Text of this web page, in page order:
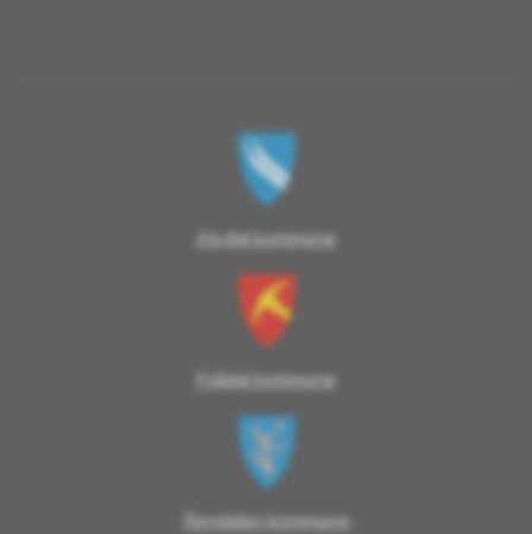
Alvdal kommune
Folldal kommune
Rendalen kommune